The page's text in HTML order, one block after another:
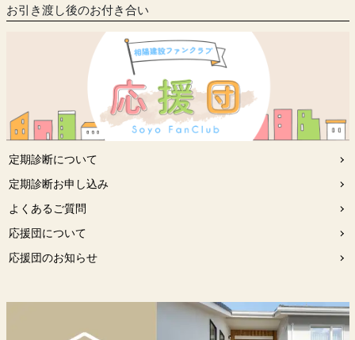
お引き渡し後のお付き合い
定期診断について
定期診断お申し込み
よくあるご質問
応援団について
応援団のお知らせ